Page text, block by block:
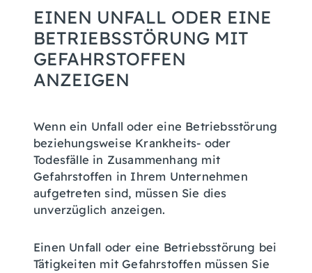
EINEN UNFALL ODER EINE
BETRIEBSSTÖRUNG MIT
GEFAHRSTOFFEN
ANZEIGEN
Wenn ein Unfall oder eine Betriebsstörung
beziehungsweise Krankheits- oder
Todesfälle in Zusammenhang mit
Gefahrstoffen in Ihrem Unternehmen
aufgetreten sind, müssen Sie dies
unverzüglich anzeigen.
Einen Unfall oder eine Betriebsstörung bei
Tätigkeiten mit Gefahrstoffen müssen Sie